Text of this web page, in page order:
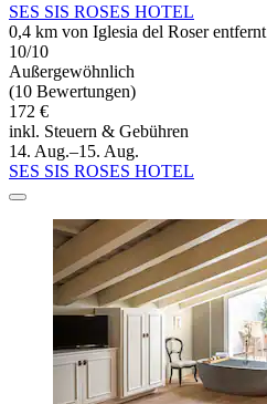
SES SIS ROSES HOTEL
0,4 km von Iglesia del Roser entfernt
10/10
Außergewöhnlich
(10 Bewertungen)
172 €
inkl. Steuern & Gebühren
14. Aug.–15. Aug.
SES SIS ROSES HOTEL